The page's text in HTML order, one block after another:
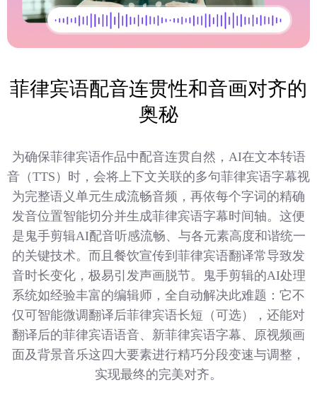
菲律宾语配音连贯性和音画对齐的
奥秘
为确保菲律宾语作品中配音连贯自然，AI在文本转语
音（TTS）时，会将上下文关联的多句菲律宾语字幕视
为完整语义单元生成流畅音频，再依每个字词的精确
发音位置智能切分并生成菲律宾语字幕时间轴。这便
是鬼手剪辑AI配音听感流畅、与各元素高度和谐统一
的关键技术。而且餐饮宣传到菲律宾语翻译常导致发
音时长变化，极易引发声画脱节。鬼手剪辑的AI处理
系统如经验丰富的编辑师，全自动解决此难题：它不
仅可智能微调翻译后菲律宾语长短（可选），还能对
翻译后的菲律宾语语音、新菲律宾语字幕、原视频画
面及背景音乐这四大要素进行精巧分段变速与调整，
实现最终的完美对齐。